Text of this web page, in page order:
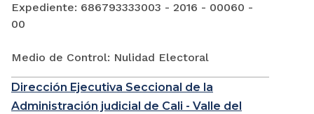
Expediente: 686793333003 - 2016 - 00060 -
00
Medio de Control: Nulidad Electoral
Dirección Ejecutiva Seccional de la
Administración judicial de Cali - Valle del